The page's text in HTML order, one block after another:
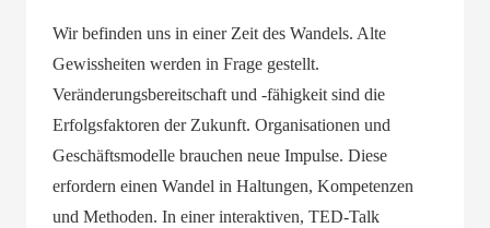
Wir befinden uns in einer Zeit des Wandels. Alte
Gewissheiten werden in Frage gestellt.
Veränderungsbereitschaft und -fähigkeit sind die
Erfolgsfaktoren der Zukunft. Organisationen und
Geschäftsmodelle brauchen neue Impulse. Diese
erfordern einen Wandel in Haltungen, Kompetenzen
und Methoden. In einer interaktiven, TED-Talk